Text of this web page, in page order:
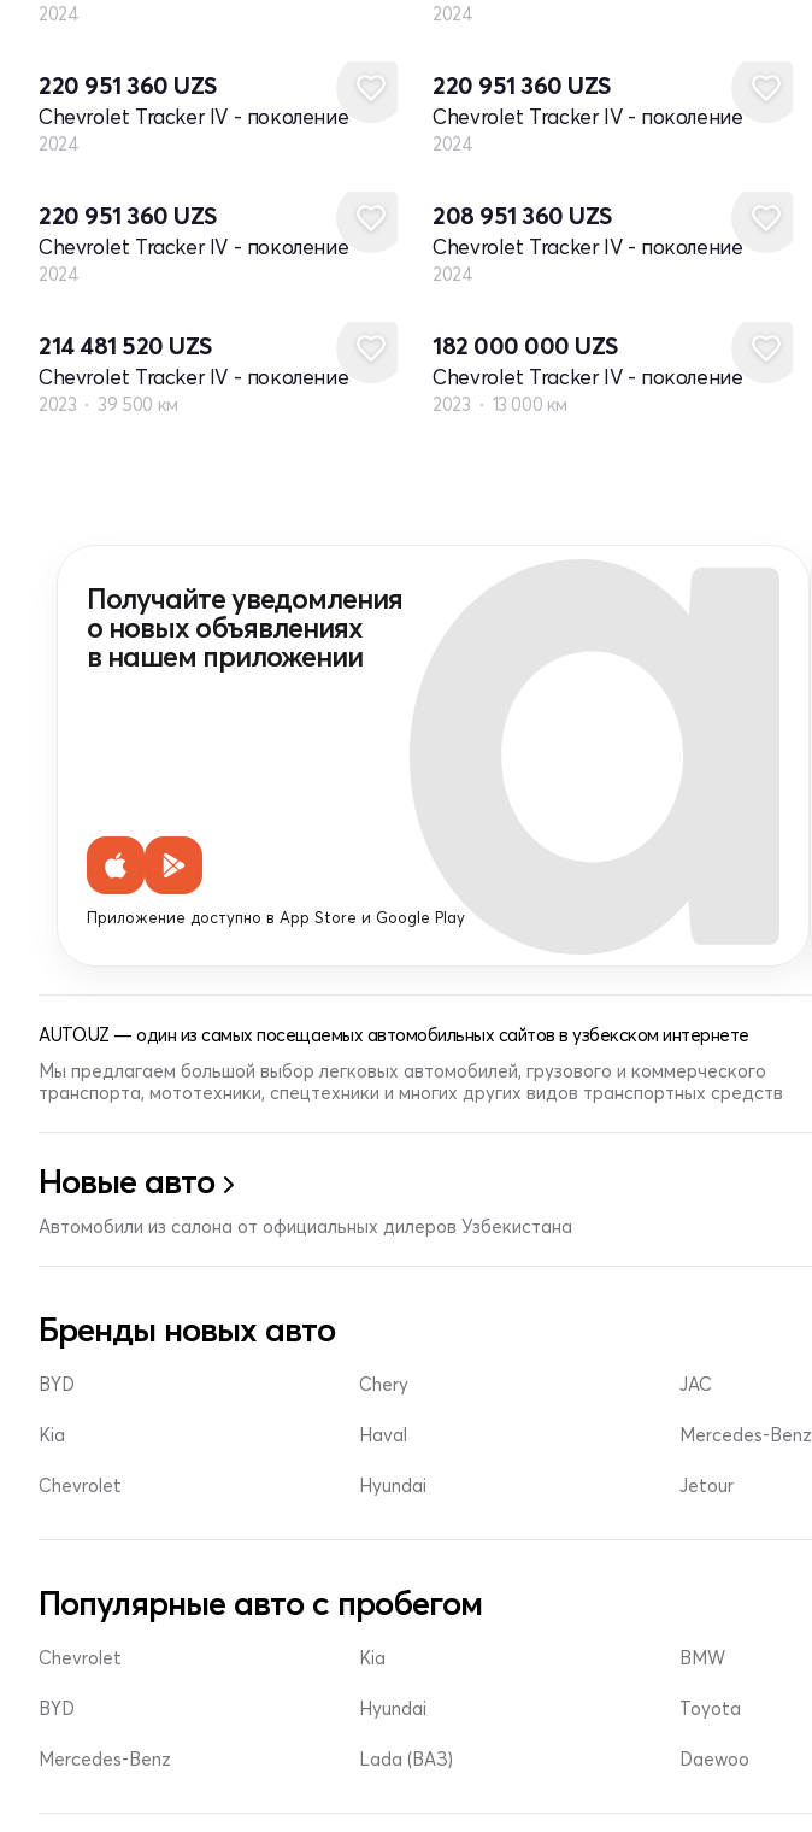
2024 2024
220 951 360 UZS
Chevrolet Tracker IV - поколение
2024
220 951 360 UZS
Chevrolet Tracker IV - поколение
2024
220 951 360 UZS
Chevrolet Tracker IV - поколение
2024
208 951 360 UZS
Chevrolet Tracker IV - поколение
2024
214 481 520 UZS
Chevrolet Tracker IV - поколение
2023 39 500 км
182 000 000 UZS
Chevrolet Tracker IV - поколение
2023 13 000 км
Получайте уведомления
о новых объявлениях
в нашем приложении
Приложение доступно в App Store и Google Play
AUTO.UZ — один из самых посещаемых автомобильных сайтов в узбекском интернете
Мы предлагаем большой выбор легковых автомобилей, грузового и коммерческого
транспорта, мототехники, спецтехники и многих других видов транспортных средств
Новые авто
Автомобили из салона от официальных дилеров Узбекистана
Бренды новых авто
BYD
Kia
Chevrolet
Chery
Haval
Hyundai
JAC
Mercedes-Benz
Jetour
Популярные авто с пробегом
Chevrolet
BYD
Mercedes-Benz
Kia
Hyundai
Lada (ВАЗ)
BMW
Toyota
Daewoo